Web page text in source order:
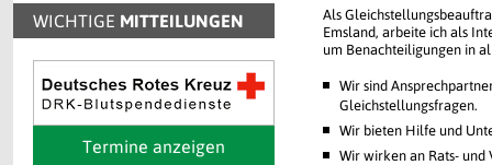
WICHTIGE MITTEILUNGEN
Termine anzeigen
Als
Emsland, arbeite ich als
um Benachteiligungen in
Wir sind
Gleichstellungsfragen.
Wir bieten Hilfe und
Wir wirken an Rats-